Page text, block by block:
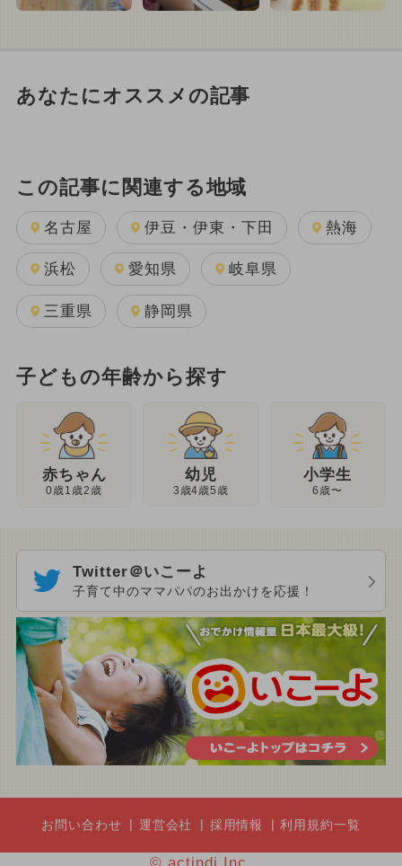
あなたにオススメの記事
この記事に関連する地域
名古屋 伊豆・伊東・下田 熱海
浜松 愛知県 岐阜県
三重県 静岡県
子どもの年齢から探す
赤ちゃん
0歳1歳2歳
幼児
3歳4歳5歳
小学生
6歳〜
Twitter＠いこーよ
子育て中のママパパのお出かけを応援！
お問い合わせ 運営会社 採用情報 利用規約一覧